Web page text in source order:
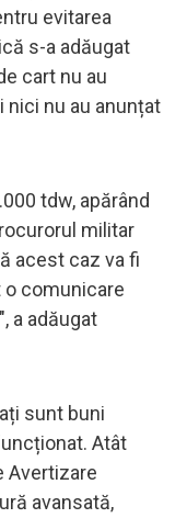
evitarea
s-a adăugat
cart nu au
nu au anunțat
tdw, apărând
militar
acest caz va fi
o comunicare
a adăugat
sunt buni
Atât
Avertizare
avansată,